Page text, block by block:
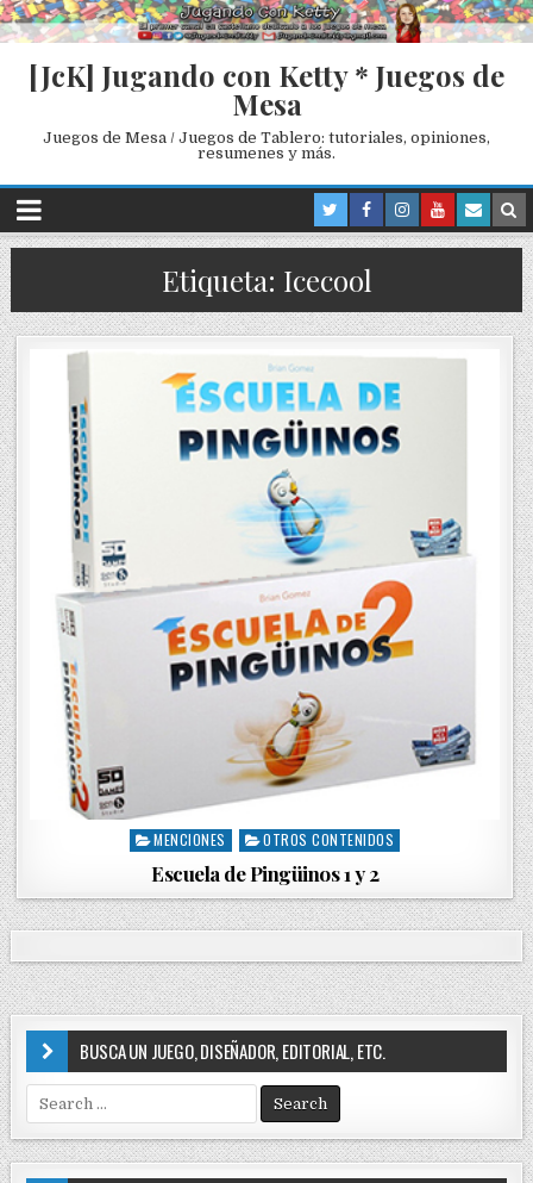
[JcK] Jugando con Ketty * Juegos de
Mesa
Juegos de Mesa / Juegos de Tablero: tutoriales, opiniones,
resumenes y más.
Etiqueta: Icecool
P
t
e
d
i
n
MENCIONES OTROS CONTENIDOS
Escuela de Pingüinos 1 y 2
BUSCA UN JUEGO, DISEÑADOR, EDITORIAL, ETC.
e
a
r